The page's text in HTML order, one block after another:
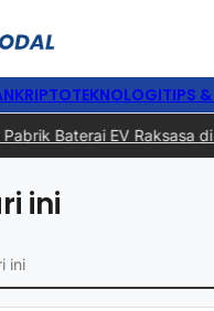
KRIPTOTEKNOLOGITIPS
Baterai EV Raksasa
ini
ini